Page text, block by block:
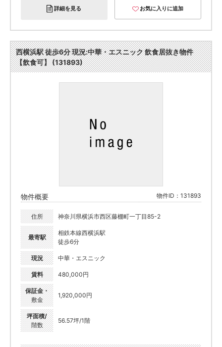
詳細を見る お気に入りに追加
西横浜駅 徒歩6分 現況:中華・エスニック 飲食居抜き物件
【飲食可】 (131893)
物件概要 物件ID：131893
住所 神奈川県横浜市西区藤棚町一丁目85-2
最寄駅
相鉄本線西横浜駅
徒歩6分
現況 中華・エスニック
賃料 480,000円
保証金・
敷金
1,920,000円
坪面積/
階数
56.57坪/1階